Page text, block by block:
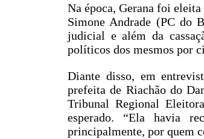
Na época, Gerana foi
Simone Andrade (PC do
judicial e além da
políticos dos mesmos por
Diante disso, em
prefeita de Riachão do
Tribunal Regional
esperado. “Ela havia
principalmente, por quem